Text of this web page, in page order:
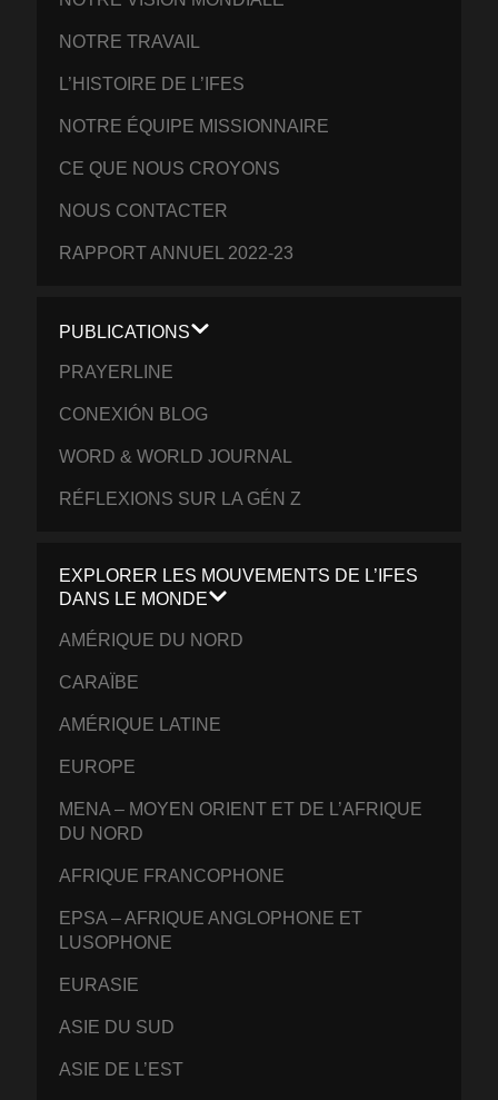
NOTRE TRAVAIL
L’HISTOIRE DE L’IFES
NOTRE ÉQUIPE MISSIONNAIRE
CE QUE NOUS CROYONS
NOUS CONTACTER
RAPPORT ANNUEL 2022-23
PUBLICATIONS
PRAYERLINE
CONEXIÓN BLOG
WORD & WORLD JOURNAL
RÉFLEXIONS SUR LA GÉN Z
EXPLORER LES MOUVEMENTS DE L’IFES
DANS LE MONDE
AMÉRIQUE DU NORD
CARAÏBE
AMÉRIQUE LATINE
EUROPE
MENA – MOYEN ORIENT ET DE L’AFRIQUE
DU NORD
AFRIQUE FRANCOPHONE
EPSA – AFRIQUE ANGLOPHONE ET
LUSOPHONE
EURASIE
ASIE DU SUD
ASIE DE L’EST